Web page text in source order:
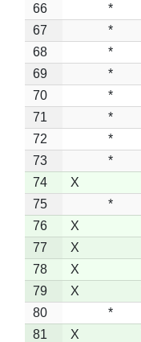
66
*
67
*
68
*
69
*
70
*
71
*
72
*
73
*
74
X
75
*
76
X
77
X
78
X
79
X
80
*
81
X